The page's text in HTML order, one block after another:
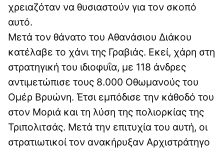
χρειαζόταν να θυσιαστούν για τον σκοπό
αυτό.
Μετά τον θάνατο του Αθανάσιου Διάκου
κατέλαβε το χάνι της Γραβιάς. Εκεί, χάρη στη
στρατηγική του ιδιοφυΐα, με 118 άνδρες
αντιμετώπισε τους 8.000 Οθωμανούς του
Ομέρ Βρυώνη. Έτσι εμπόδισε την κάθοδό του
στον Μοριά και τη λύση της πολιορκίας της
Τριπολιτσάς. Μετά την επιτυχία του αυτή, οι
στρατιωτικοί τον ανακήρυξαν Αρχιστράτηγο